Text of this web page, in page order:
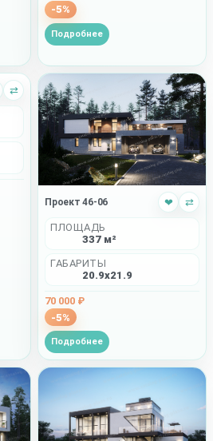
-5%
Подробнее
⇄
Проект 46-06 ❤ ⇄
ПЛОЩАДЬ
337 м²
ГАБАРИТЫ
20.9x21.9
70 000 ₽
-5%
Подробнее